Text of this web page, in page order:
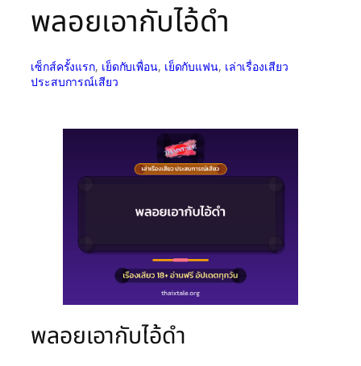
พลอยเอากับไอ้ดำ
เซ็กส์ครั้งแรก, เย็ดกับเพื่อน, เย็ดกับแฟน, เล่าเรื่องเสียว
ประสบการณ์เสียว
พลอยเอากับไอ้ดำ